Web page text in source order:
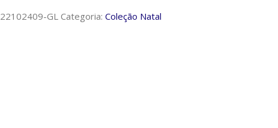
22102409-GL Categoria: Coleção Natal